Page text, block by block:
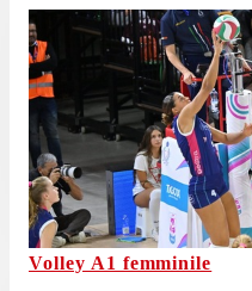
Volley A1 femminile